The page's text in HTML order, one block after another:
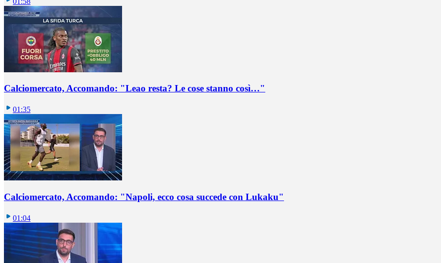
Calciomercato, Accomando: "Leao resta? Le cose stanno così…"
01:35
Calciomercato, Accomando: "Napoli, ecco cosa succede con Lukaku"
01:04